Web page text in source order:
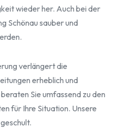
wieder her. Auch bei der
Schönau sauber und
verlängert die
erheblich und
Sie umfassend zu den
für Ihre Situation. Unsere